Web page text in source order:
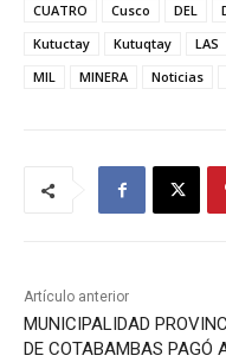
CUATRO
Cusco DEL
Kutuctay
Kutuqtay LAS
MIL
MINERA Noticias
Artículo anterior
MUNICIPALIDAD
DE COTABAMBAS PAGÓ